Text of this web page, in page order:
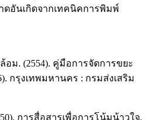
ดอันเกิดจากเทคนิคการพิมพ์
ม. (2554). คู่มือการจัดการขยะ
กรุงเทพมหานคร : กรมส่งเสริม
การสื่อสารเพื่อการโน้มน้าวใจ.